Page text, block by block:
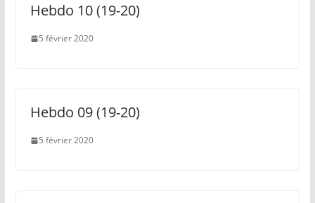
Hebdo 10 (19-20)
5 février 2020
Hebdo 09 (19-20)
5 février 2020